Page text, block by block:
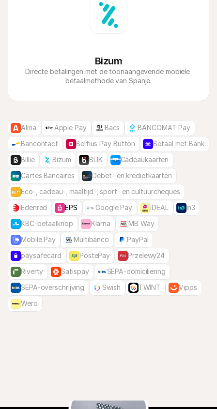
Bizum
Directe betalingen met de toonaangevende mobiele
betaalmethode van Spanje.
Alma Apple Pay Bacs
BANCOMAT Pay
Bancontact
Belfius Pay Button
Betaal met Bank
Billie
Bizum BLIK
Cadeaukaarten
Cartes Bancaires
Debet- en kredietkaarten
Eco-, cadeau-, maaltijd-, sport- en cultuurcheques
Edenred
EPS Google Pay iDEAL
in3
KBC-betaalknop
Klarna
MB Way
Mobile Pay
Multibanco
PayPal
paysafecard
PostePay
Przelewy24
Riverty
Satispay
SEPA-domiciliëring
SEPA-overschrijving
Swish TWINT
Vipps
Wero